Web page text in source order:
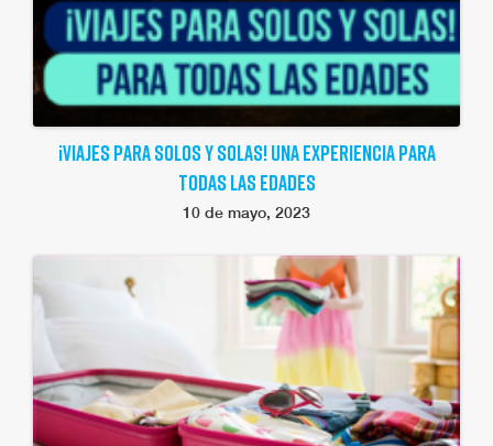
¡VIAJES PARA SOLOS Y SOLAS! UNA EXPERIENCIA PARA
TODAS LAS EDADES
10 de mayo, 2023